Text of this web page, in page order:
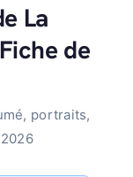
La
de
portraits,